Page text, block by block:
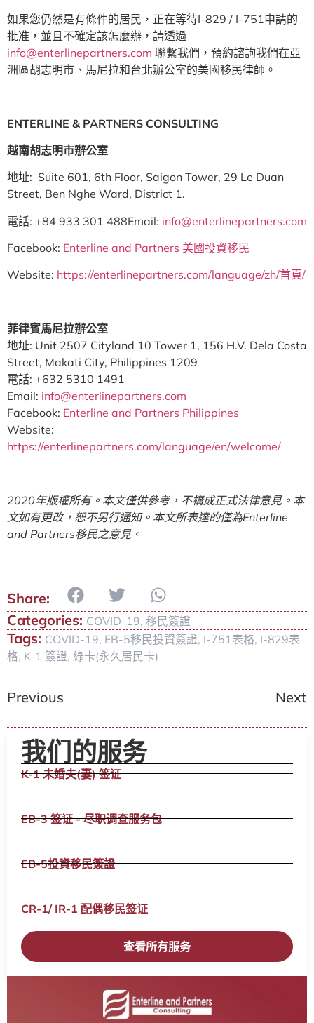
如果您仍然是有條件的居民，正在等待I-829 / I-751申請的
批准，並且不確定該怎麼辦，請透過
info@enterlinepartners.com 聯繫我們，預約諮詢我們在亞
洲區胡志明市、馬尼拉和台北辦公室的美國移民律師。
ENTERLINE & PARTNERS CONSULTING
越南胡志明市辦公室
地址: Suite 601, 6th Floor, Saigon Tower, 29 Le Duan
Street, Ben Nghe Ward, District 1.
電話: +84 933 301 488Email: info@enterlinepartners.com
Facebook: Enterline and Partners 美國投資移民
Website: https://enterlinepartners.com/language/zh/首頁/
菲律賓馬尼拉辦公室
地址: Unit 2507 Cityland 10 Tower 1, 156 H.V. Dela Costa
Street, Makati City, Philippines 1209
電話: +632 5310 1491
Email: info@enterlinepartners.com
Facebook: Enterline and Partners Philippines
Website:
https://enterlinepartners.com/language/en/welcome/
2020年版權所有。本文僅供參考，不構成正式法律意見。本
文如有更改，恕不另行通知。本文所表達的僅為Enterline
and Partners移民之意見。
Categories: COVID-19, 移民簽證
Tags: COVID-19, EB-5移民投資簽證, I-751表格, I-829表
格, K-1 簽證, 綠卡(永久居民卡)
Previous Next
我们的服务
K-1 未婚夫(妻) 签证
EB-3 签证 - 尽职调查服务包
EB-5投資移民簽證
CR-1/ IR-1 配偶移民签证​
查看所有服务